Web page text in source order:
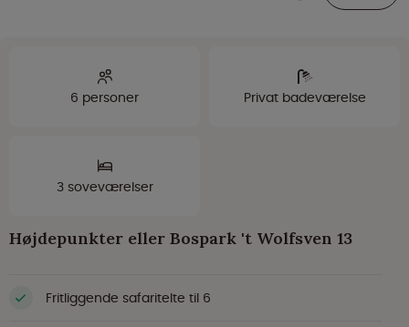
6 personer Privat badeværelse
3 soveværelser
Højdepunkter eller Bospark 't Wolfsven 13
Fritliggende safaritelte til 6